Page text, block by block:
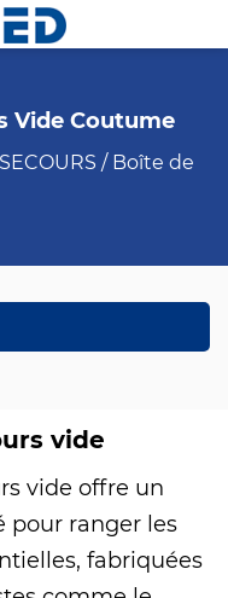
Vide Coutume
/ Boîte de
vide
vide offre un
pour ranger les
fabriquées